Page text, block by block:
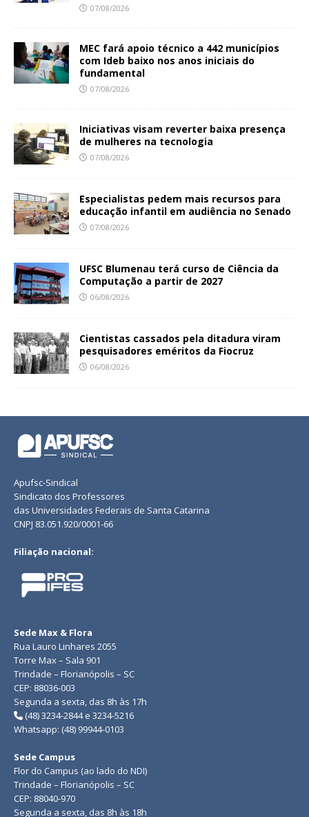
07/08/2026
MEC fará apoio técnico a 442 municípios
com Ideb baixo nos anos iniciais do
fundamental
07/08/2026
Iniciativas visam reverter baixa presença
de mulheres na tecnologia
07/08/2026
Especialistas pedem mais recursos para
educação infantil em audiência no Senado
07/08/2026
UFSC Blumenau terá curso de Ciência da
Computação a partir de 2027
06/08/2026
Cientistas cassados pela ditadura viram
pesquisadores eméritos da Fiocruz
06/08/2026
Apufsc-Sindical
Sindicato dos Professores
das Universidades Federais de Santa Catarina
CNPJ 83.051.920/0001-66
Filiação nacional:
Sede Max & Flora
Rua Lauro Linhares 2055
Torre Max – Sala 901
Trindade – Florianópolis – SC
CEP: 88036-003
Segunda a sexta, das 8h às 17h
(48) 3234-2844 e 3234-5216
Whatsapp: (48) 99944-0103
Sede Campus
Flor do Campus (ao lado do NDI)
Trindade – Florianópolis – SC
CEP: 88040-970
Segunda a sexta, das 8h às 18h